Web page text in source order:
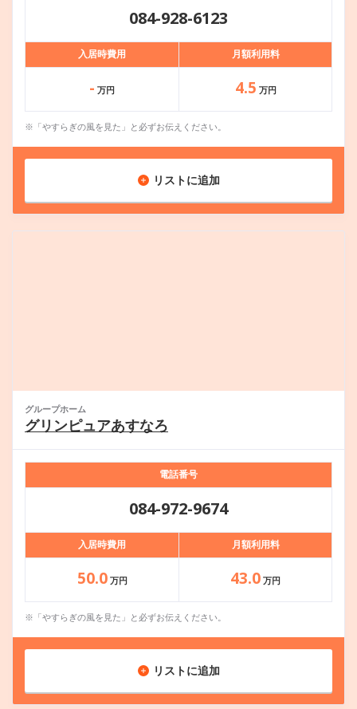
084-928-6123
入居時費用 月額利用料
- 万円 4.5 万円
※「やすらぎの風を見た」と必ずお伝えください。
リストに追加
グループホーム
グリンピュアあすなろ
電話番号
084-972-9674
入居時費用 月額利用料
50.0 万円 43.0 万円
※「やすらぎの風を見た」と必ずお伝えください。
リストに追加